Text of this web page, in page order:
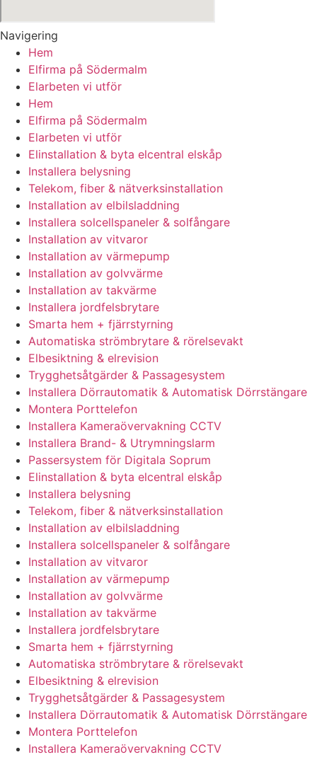
Navigering
Hem
Elfirma på Södermalm
Elarbeten vi utför
Hem
Elfirma på Södermalm
Elarbeten vi utför
Elinstallation & byta elcentral elskåp
Installera belysning
Telekom, fiber & nätverksinstallation
Installation av elbilsladdning
Installera solcellspaneler & solfångare
Installation av vitvaror
Installation av värmepump
Installation av golvvärme
Installation av takvärme
Installera jordfelsbrytare
Smarta hem + fjärrstyrning
Automatiska strömbrytare & rörelsevakt
Elbesiktning & elrevision
Trygghetsåtgärder & Passagesystem
Installera Dörrautomatik & Automatisk Dörrstängare
Montera Porttelefon
Installera Kameraövervakning CCTV
Installera Brand- & Utrymningslarm
Passersystem för Digitala Soprum
Elinstallation & byta elcentral elskåp
Installera belysning
Telekom, fiber & nätverksinstallation
Installation av elbilsladdning
Installera solcellspaneler & solfångare
Installation av vitvaror
Installation av värmepump
Installation av golvvärme
Installation av takvärme
Installera jordfelsbrytare
Smarta hem + fjärrstyrning
Automatiska strömbrytare & rörelsevakt
Elbesiktning & elrevision
Trygghetsåtgärder & Passagesystem
Installera Dörrautomatik & Automatisk Dörrstängare
Montera Porttelefon
Installera Kameraövervakning CCTV